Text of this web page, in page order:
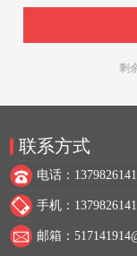
剩
联系方式
电话：
手机：
邮箱：